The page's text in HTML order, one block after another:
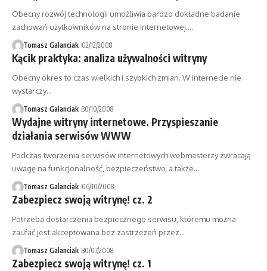
Obecny rozwój technologii umożliwia bardzo dokładne badanie
zachowań użytkowników na stronie internetowej.…
Tomasz Galanciak 02/12/2008
Kącik praktyka: analiza używalności witryny
Obecny okres to czas wielkich i szybkich zmian. W internecie nie
wystarczy…
Tomasz Galanciak 30/10/2008
Wydajne witryny internetowe. Przyspieszanie
działania serwisów WWW
Podczas tworzenia serwisów internetowych webmasterzy zwracają
uwagę na funkcjonalność, bezpieczeństwo, a także…
Tomasz Galanciak 06/10/2008
Zabezpiecz swoją witrynę! cz. 2
Potrzeba dostarczenia bezpiecznego serwisu, któremu można
zaufać jest akceptowana bez zastrzeżeń przez…
Tomasz Galanciak 30/07/2008
Zabezpiecz swoją witrynę! cz. 1